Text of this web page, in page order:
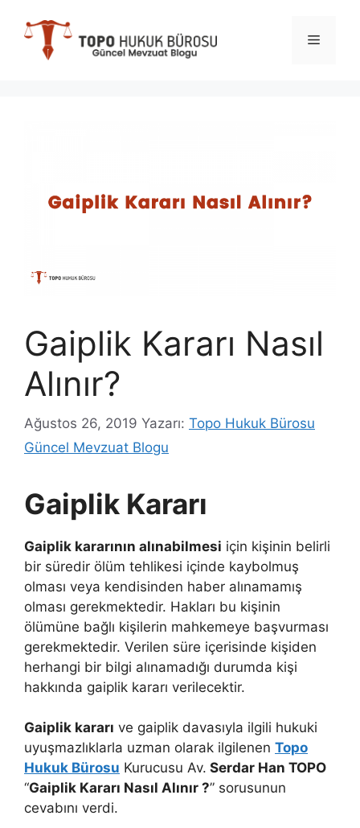
Menü
Gaiplik Kararı Nasıl
Alınır?
Ağustos 26, 2019 Yazarı: Topo Hukuk Bürosu
Güncel Mevzuat Blogu
Gaiplik Kararı
Gaiplik kararının alınabilmesi için kişinin belirli
bir süredir ölüm tehlikesi içinde kaybolmuş
olması veya kendisinden haber alınamamış
olması gerekmektedir. Hakları bu kişinin
ölümüne bağlı kişilerin mahkemeye başvurması
gerekmektedir. Verilen süre içerisinde kişiden
herhangi bir bilgi alınamadığı durumda kişi
hakkında gaiplik kararı verilecektir.
Gaiplik kararı ve gaiplik davasıyla ilgili hukuki
uyuşmazlıklarla uzman olarak ilgilenen Topo
Hukuk Bürosu Kurucusu Av. Serdar Han TOPO
“Gaiplik Kararı Nasıl Alınır ?” sorusunun
cevabını verdi.